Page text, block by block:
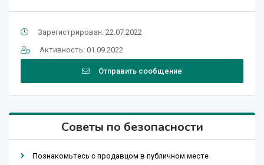
Зарегистрирован: 22.07.2022
Активность: 01.09.2022
Отправить сообщение
Советы по безопасности
Познакомьтесь с продавцом в публичном месте